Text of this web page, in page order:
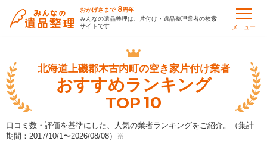
おかげさまで 8周年
みんなの遺品整理は、片付け・遺品整理業者の検索
サイトです
メニュー
北海道上磯郡木古内町の空き家片付け業者
おすすめランキング
TOP10
口コミ数・評価を基準にした、人気の業者ランキングをご紹介。（集計
期間：2017/10/1〜2026/08/08） ※